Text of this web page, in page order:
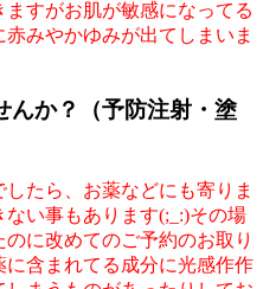
すがお肌が敏感になってる
みやかゆみが出てしまいま
んか？（予防注射・塗
たら、お薬などにも寄りま
い事もあります(;_:)その場
に改めてのご予約のお取り
含まれてる成分に光感作作